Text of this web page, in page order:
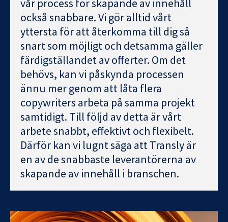
vår process för skapande av innehåll
också snabbare. Vi gör alltid vårt
yttersta för att återkomma till dig så
snart som möjligt och detsamma gäller
färdigställandet av offerter. Om det
behövs, kan vi påskynda processen
ännu mer genom att låta flera
copywriters arbeta på samma projekt
samtidigt. Till följd av detta är vårt
arbete snabbt, effektivt och flexibelt.
Därför kan vi lugnt säga att Transly är
en av de snabbaste leverantörerna av
skapande av innehåll i branschen.